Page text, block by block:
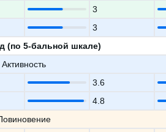
3
3
(по 5-бальной шкале)
Активность
3.6
4.8